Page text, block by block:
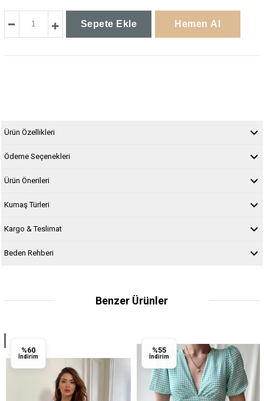
Ürün Özellikleri
Ödeme Seçenekleri
Ürün Önerileri
Kumaş Türleri
Kargo & Teslimat
Beden Rehberi
Benzer Ürünler
%60
İndirim
%55
İndirim